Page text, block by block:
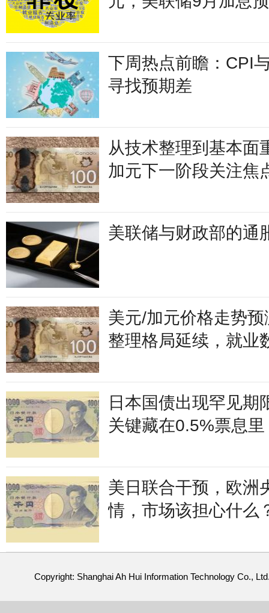
下周热点前瞻：CPI
寻找预期差
从技术整理到基本面
加元下一阶段关注焦
美联储与财政部的通
美元/加元价格走势
整理格局延续，就业
日本国债出现罕见期
关键藏在0.5%票息里
美日联合干预，欧洲
情，市场该担心什么
Copyright: Shanghai Ah Hui Information Technology Co.,